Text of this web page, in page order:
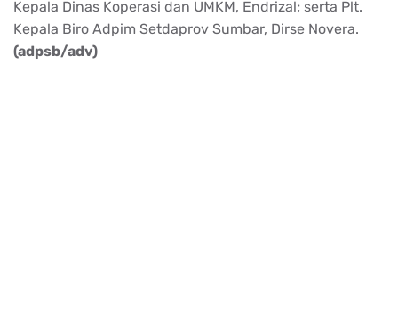
Kepala Dinas Koperasi dan UMKM, Endrizal; serta Plt.
Kepala Biro Adpim Setdaprov Sumbar, Dirse Novera.
(adpsb/adv)